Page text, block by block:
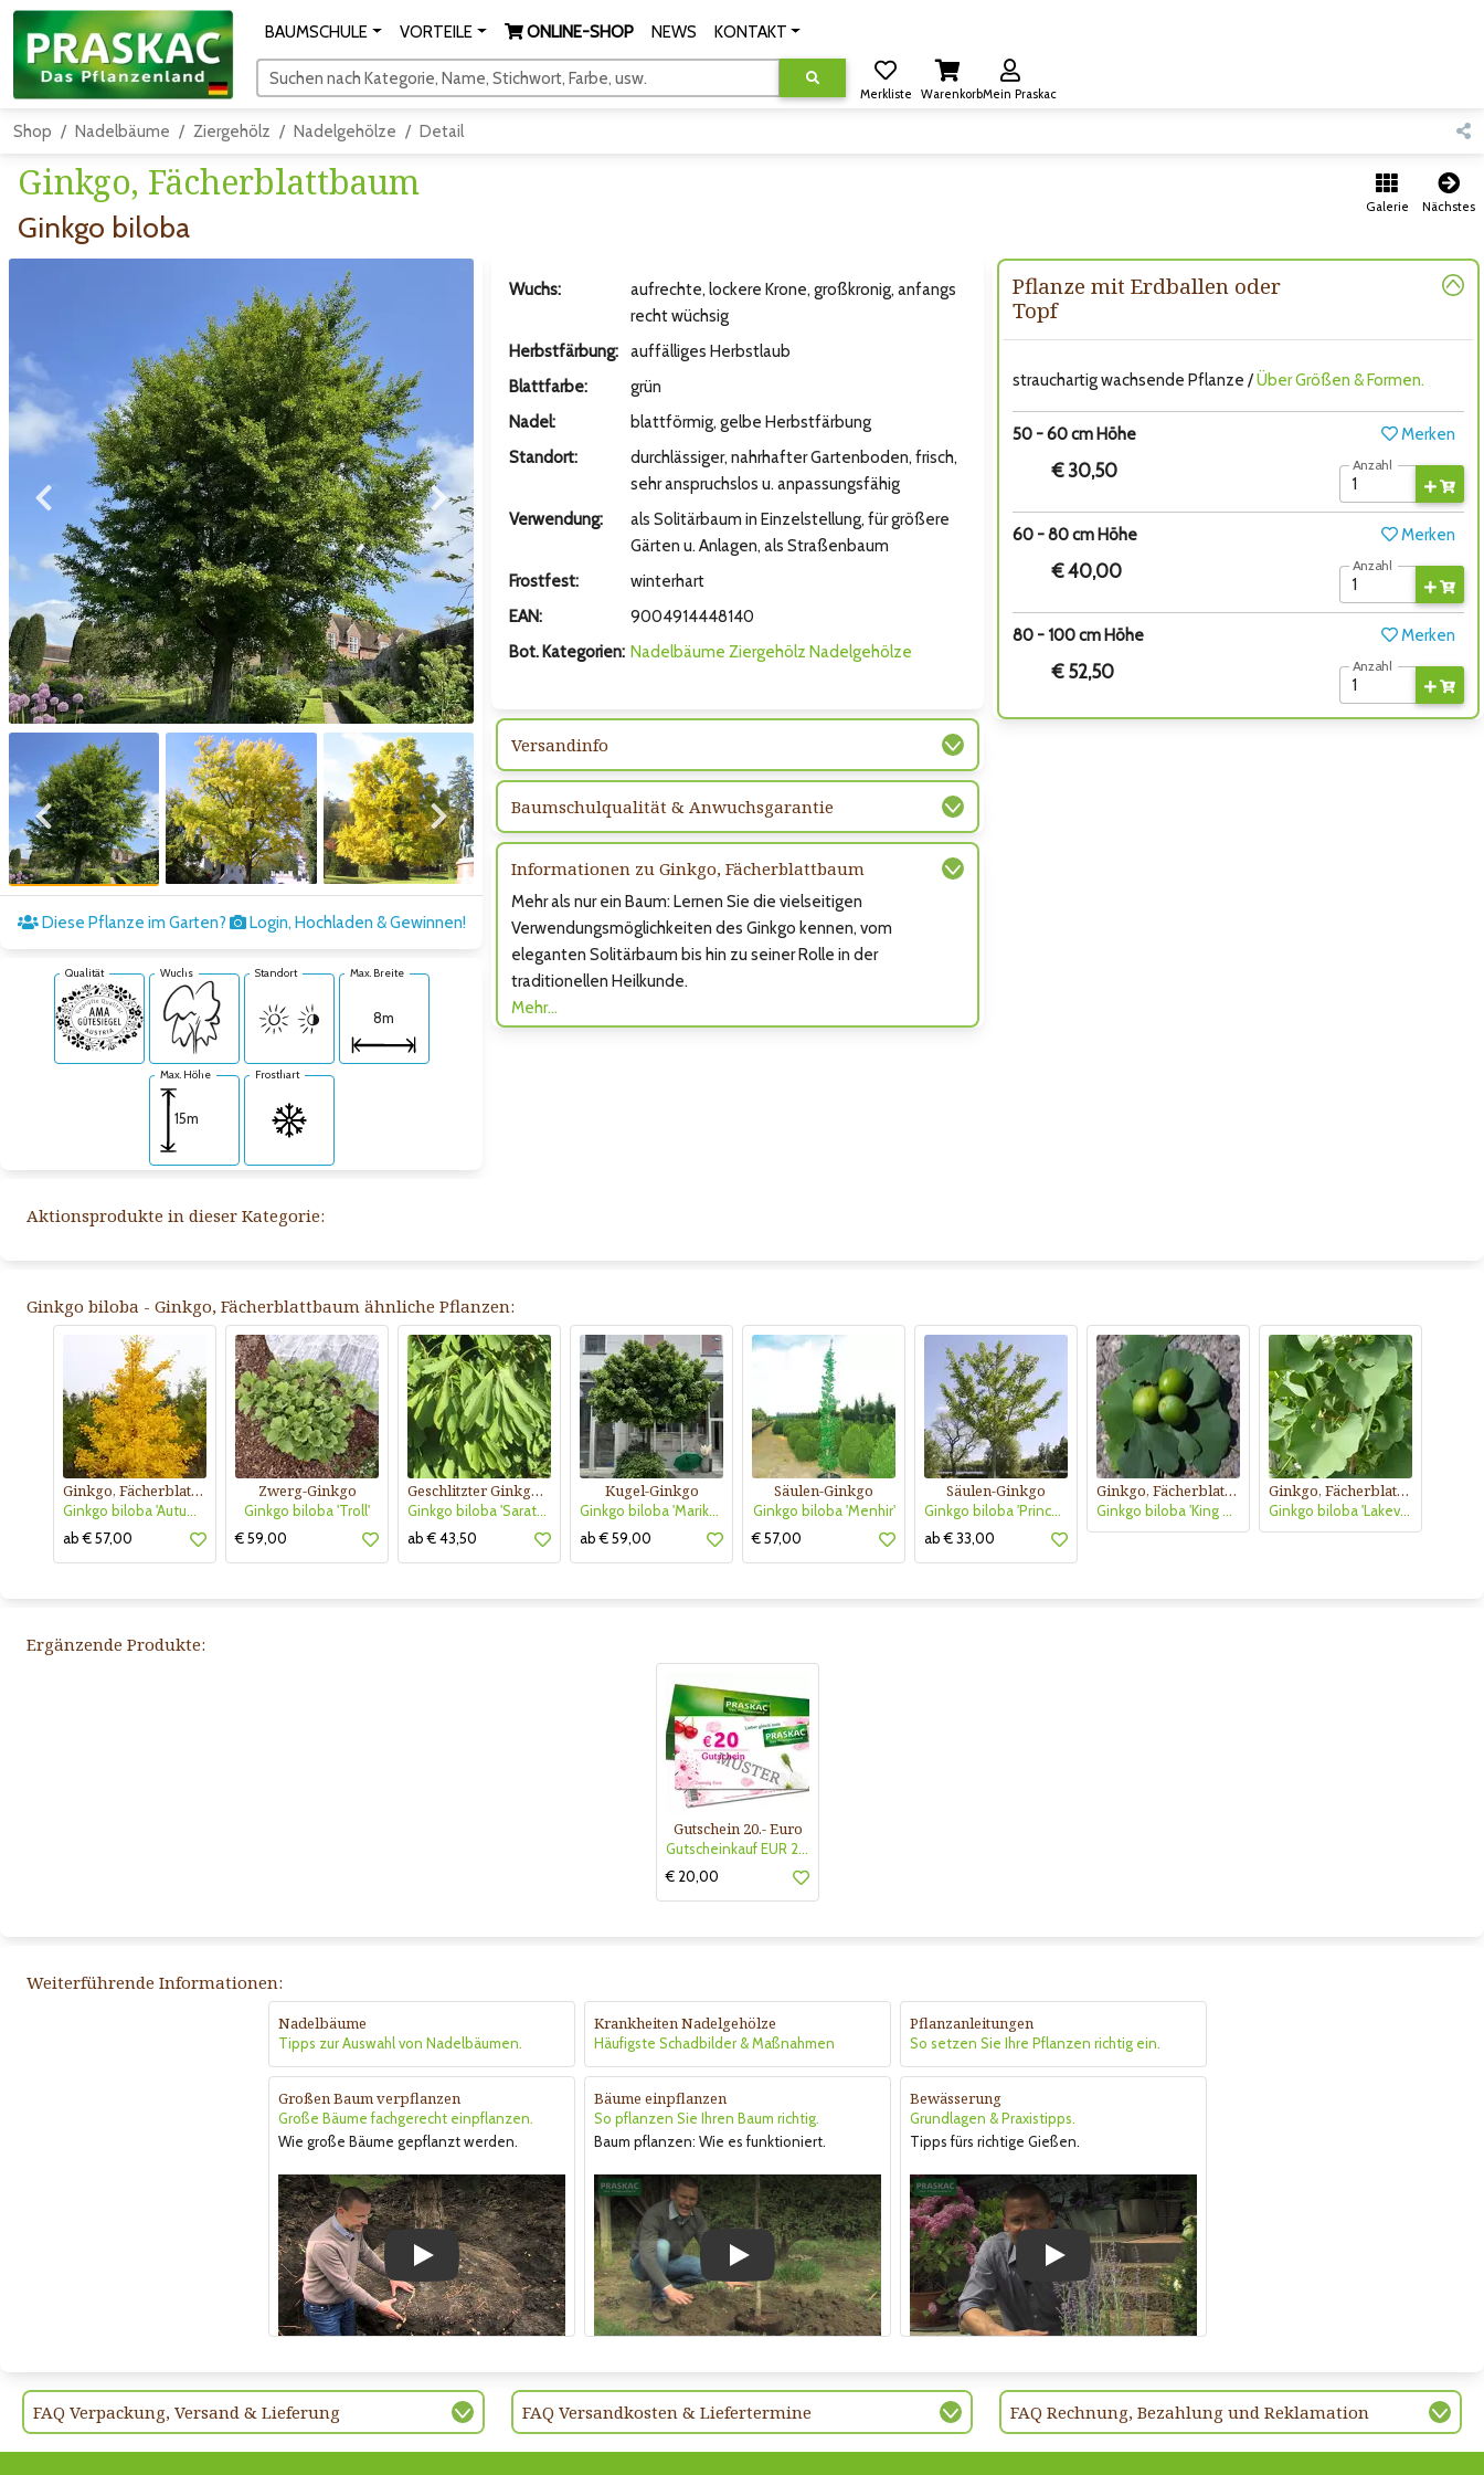
BAUMSCHULE VORTEILE ONLINE-SHOP NEWS KONTAKT
Suchen nach Kategorie, Name, Stichwort, Farbe, usw.
Merkliste WarenkorbMein Praskac
Shop Nadelbäume Ziergehölz Nadelgehölze Detail
Ginkgo, Fächerblattbaum
Ginkgo biloba
Galerie Nächstes
Zum vorigen Bild Zum nächsten Bild
Zum vorigen Bild Zum nächsten Bild
Diese Pflanze im Garten? Login, Hochladen & Gewinnen!
Qualität Wuchs Standort Max. Breite
8m
Max. Höhe
15m
Frosthart
Pflanze mit Erdballen oder
Topf
strauchartig wachsende Pflanze /Über Größen & Formen.
50 - 60 cm Höhe Merken
€ 30,50 Anzahl
60 - 80 cm Höhe Merken
€ 40,00 Anzahl
80 - 100 cm Höhe Merken
€ 52,50 Anzahl
Wuchs:
aufrechte, lockere Krone, großkronig, anfangs
recht wüchsig
Herbstfärbung:
auffälliges Herbstlaub
Blattfarbe:
grün
Nadel:
blattförmig, gelbe Herbstfärbung
Standort:
durchlässiger, nahrhafter Gartenboden, frisch,
sehr anspruchslos u. anpassungsfähig
Verwendung:
als Solitärbaum in Einzelstellung, für größere
Gärten u. Anlagen, als Straßenbaum
Frostfest:
winterhart
EAN:
9004914448140
Bot. Kategorien: Nadelbäume Ziergehölz Nadelgehölze
Versandinfo
Baumschulqualität & Anwuchsgarantie
Informationen zu Ginkgo, Fächerblattbaum
Mehr als nur ein Baum: Lernen Sie die vielseitigen
Verwendungsmöglichkeiten des Ginkgo kennen, vom
eleganten Solitärbaum bis hin zu seiner Rolle in der
traditionellen Heilkunde.
Mehr…
Aktionsprodukte in dieser Kategorie:
Ginkgo biloba - Ginkgo, Fächerblattbaum ähnliche Pflanzen:
Ginkgo, Fächerblattbaum
Ginkgo biloba 'Autumn Gold'
ab € 57,00
Zwerg-Ginkgo
Ginkgo biloba 'Troll'
€ 59,00
Geschlitzter Ginkgo (Laciniata-Form)
Ginkgo biloba 'Saratoga'
ab € 43,50
Kugel-Ginkgo
Ginkgo biloba 'Mariken'
ab € 59,00
Säulen-Ginkgo
Ginkgo biloba 'Menhir'
€ 57,00
Säulen-Ginkgo
Ginkgo biloba 'Princeton Sentry'
ab € 33,00
Ginkgo, Fächerblattbaum
Ginkgo biloba 'King of Dongting'
Ginkgo, Fächerblattbaum
Ginkgo biloba 'Lakeview'
Ergänzende Produkte:
Gutschein 20.- Euro
Gutscheinkauf EUR 20.-
€ 20,00
Weiterführende Informationen:
Nadelbäume
Tipps zur Auswahl von Nadelbäumen.
Krankheiten Nadelgehölze
Häufigste Schadbilder & Maßnahmen
Pflanzanleitungen
So setzen Sie Ihre Pflanzen richtig ein.
Großen Baum verpflanzen
Große Bäume fachgerecht einpflanzen.
Wie große Bäume gepflanzt werden.
Play
Bäume einpflanzen
So pflanzen Sie Ihren Baum richtig.
Baum pflanzen: Wie es funktioniert.
Play
Bewässerung
Grundlagen & Praxistipps.
Tipps fürs richtige Gießen.
Play
FAQ Verpackung, Versand & Lieferung FAQ Versandkosten & Liefertermine FAQ Rechnung, Bezahlung und Reklamation